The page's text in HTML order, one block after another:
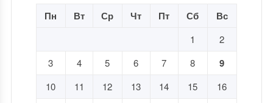
Пн Вт Ср Чт Пт Сб Вс
1
2
3
4 5 6 7 8 9
10 11 12 13 14 15
16